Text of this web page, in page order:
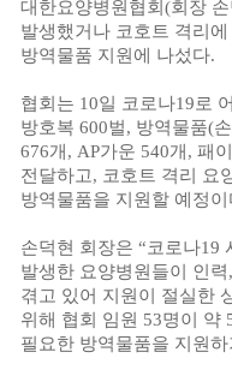
대한요양병원협회 (회장 손
발생했거나 코호트 격리
방역물품 지원에 나섰다.
협회는 10일 코로나19로
방호복 600벌, 방역물품(
676개 , AP가운 540개 , 패
전달하고, 코호트 격리 요
방역물품을 지원할 예정이
손덕현 회장은 “코로나19
발생한 요양병원들이 인력,
겪고 있어 지원이 절실한
위해 협회 임원 53명이 약
필요한 방역물품을 지원